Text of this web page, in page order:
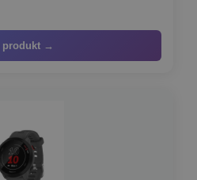
produkt →